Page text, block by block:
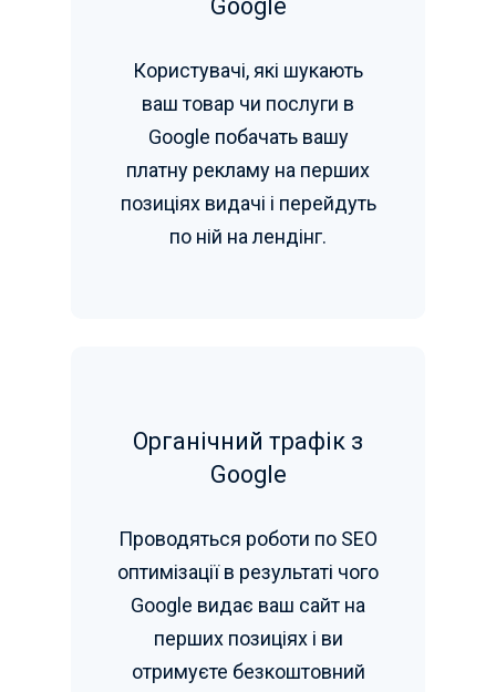
Google
Користувачі, які шукають
ваш товар чи послуги в
Google побачать вашу
платну рекламу на перших
позиціях видачі і перейдуть
по ній на лендінг.
Органічний трафік з
Google
Проводяться роботи по SEO
оптимізації в результаті чого
Google видає ваш сайт на
перших позиціях і ви
отримуєте безкоштовний